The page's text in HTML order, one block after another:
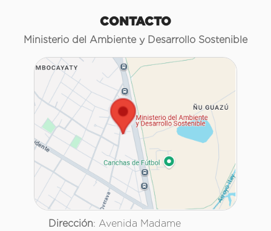
CONTACTO
Ministerio del Ambiente y Desarrollo Sostenible
Dirección: Avenida Madame